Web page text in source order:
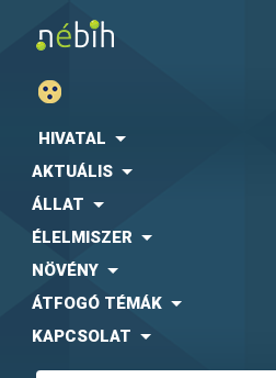
HIVATAL
AKTUÁLIS
ÁLLAT
ÉLELMISZER
NÖVÉNY
ÁTFOGÓ TÉMÁK
KAPCSOLAT